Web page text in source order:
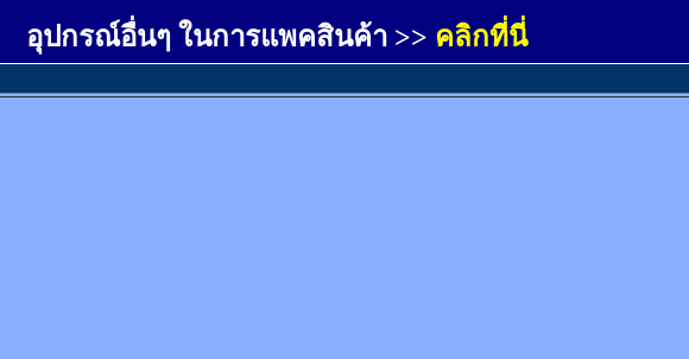
อุปกรณ์อื่นๆ ในการแพคสินค้า >> คลิกที่นี่